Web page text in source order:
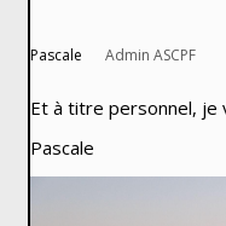
Pascale Admin ASCPF
Et à titre personnel, je
Pascale